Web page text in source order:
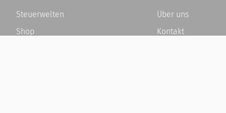
Steuerwelten
Shop
Über uns
Kontakt